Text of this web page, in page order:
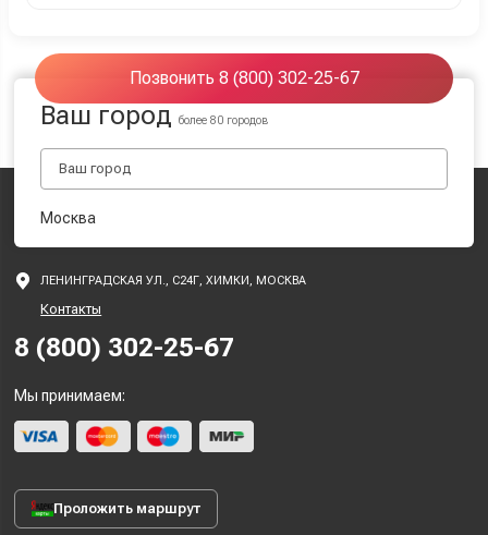
Позвонить 8 (800) 302-25-67
Ваш городболее 80 городов
Москва
ЛЕНИНГРАДСКАЯ УЛ., С24Г, ХИМКИ, МОСКВА
Контакты
8 (800) 302-25-67
Мы принимаем:
Проложить маршрут